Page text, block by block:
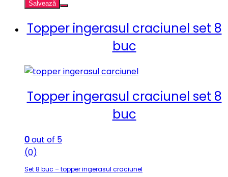
Salvează
Topper ingerasul craciunel set 8
buc
Topper ingerasul craciunel set 8
buc
0out of 5
(0)
Set 8 buc – topper ingerasul craciunel